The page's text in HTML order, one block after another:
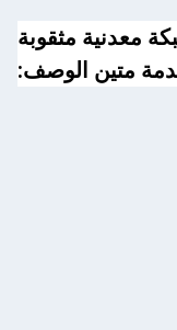
معدنية مثقوبة
متين الوصف: